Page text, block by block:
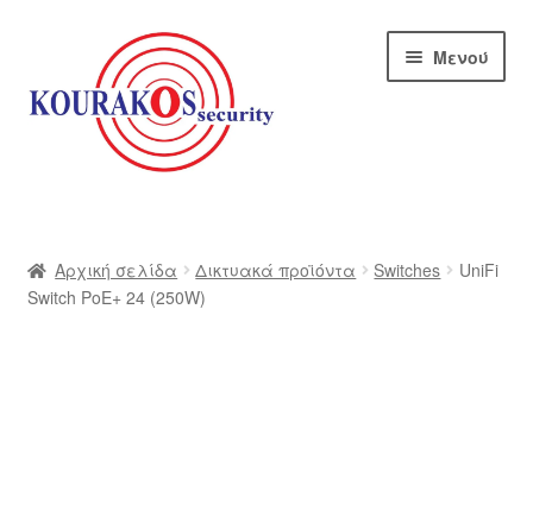
Απευθείας
μετάβαση
στην
πλοήγηση
Μετάβαση
περιεχόμενο
Μενού
BlogΑρχική σελίδα Δικτυακά προϊόντα Switches
UniFi
Switch PoE+ 24 (250W)